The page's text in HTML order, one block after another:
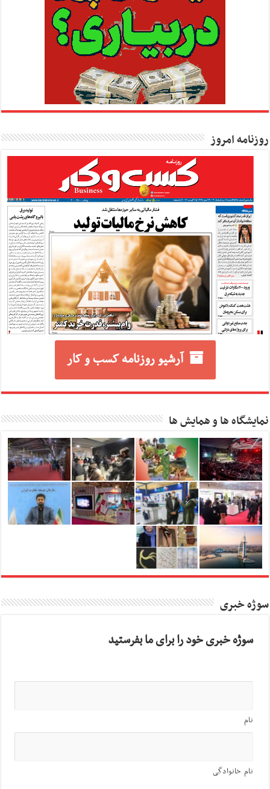
روزنامه امروز
آرشیو روزنامه کسب و کار
نمایشگاه ها و همایش ها
سوژه خبری
سوژه خبری خود را برای ما بفرستید
نام
نام خانوادگی